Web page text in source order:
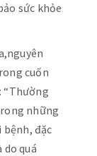
sức khỏe
cuốn
“Thường
những
đặc
quá